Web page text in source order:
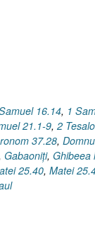
16.14, 1
21.1-9, 2
37.28,
Gabaoniţi, Ghibeea
25.40, Matei